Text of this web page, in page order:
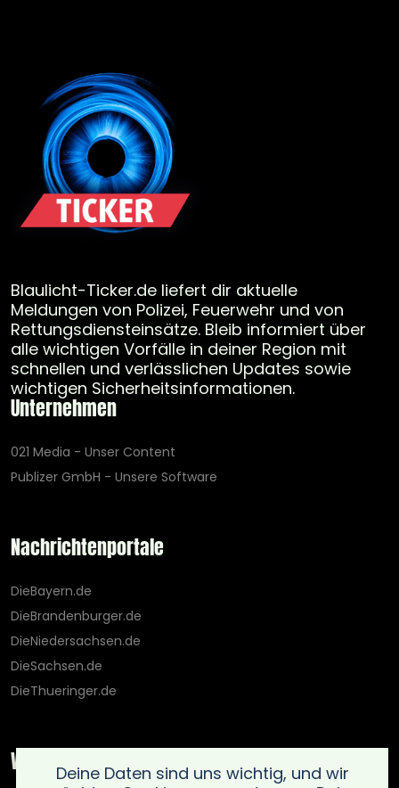
Blaulicht-Ticker.de liefert dir aktuelle
Meldungen von Polizei, Feuerwehr und von
Rettungsdiensteinsätze. Bleib informiert über
alle wichtigen Vorfälle in deiner Region mit
schnellen und verlässlichen Updates sowie
wichtigen Sicherheitsinformationen.
Unternehmen
021 Media - Unser Content
Publizer GmbH - Unsere Software
Nachrichtenportale
DieBayern.de
DieBrandenburger.de
DieNiedersachsen.de
DieSachsen.de
DieThueringer.de
Weitere Portale
Deine Daten sind uns wichtig, und wir